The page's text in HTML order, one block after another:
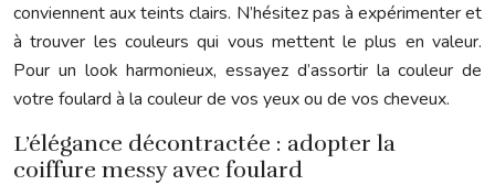
conviennent aux teints clairs. N’hésitez pas à expérimenter et
à trouver les couleurs qui vous mettent le plus en valeur.
Pour un look harmonieux, essayez d’assortir la couleur de
votre foulard à la couleur de vos yeux ou de vos cheveux.
L’élégance décontractée : adopter la
coiffure messy avec foulard